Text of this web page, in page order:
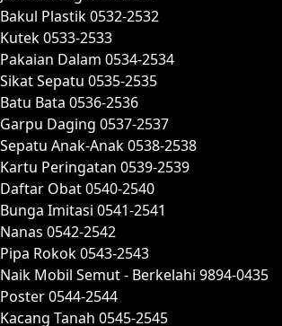
Bakul Plastik 0532-2532
Kutek 0533-2533
Pakaian Dalam 0534-2534
Sikat Sepatu 0535-2535
Batu Bata 0536-2536
Garpu Daging 0537-2537
Sepatu Anak-Anak 0538-2538
Kartu Peringatan 0539-2539
Daftar Obat 0540-2540
Bunga Imitasi 0541-2541
Nanas 0542-2542
Pipa Rokok 0543-2543
Naik Mobil Semut - Berkelahi 9894-0435
Poster 0544-2544
Kacang Tanah 0545-2545